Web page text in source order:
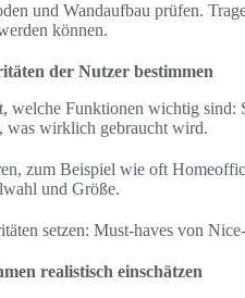
und Wandaufbau prüfen.
können.
der Nutzer bestimmen
welche Funktionen wichtig sind:
was wirklich gebraucht wird.
zum Beispiel wie oft
und Größe.
setzen: Must-haves von
realistisch einschätzen